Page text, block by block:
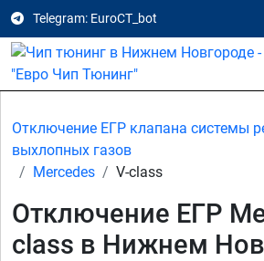
Telegram: EuroCT_bot
Отключение ЕГР клапана системы
выхлопных газов
Mercedes
V-class
Отключение ЕГР
class в Нижнем